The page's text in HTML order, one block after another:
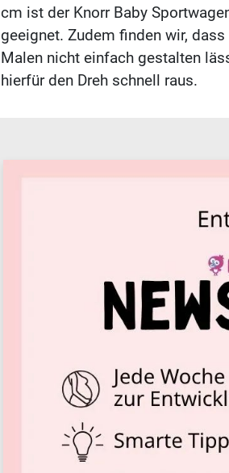
cm ist der Knorr Baby
geeignet. Zudem finden wir,
Malen nicht einfach gestalten
hierfür den Dreh schnell raus.